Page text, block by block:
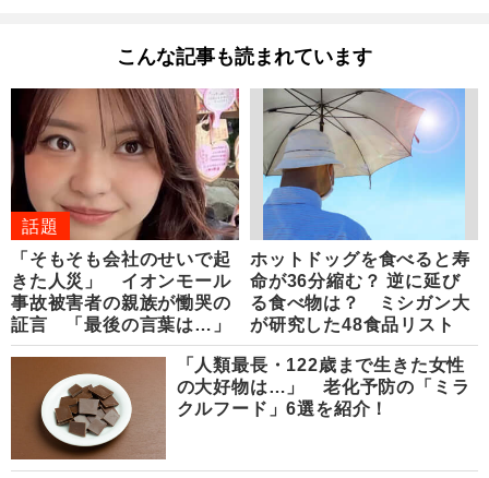
こんな記事も読まれています
話題
「そもそも会社のせいで起
きた人災」 イオンモール
事故被害者の親族が慟哭の
証言 「最後の言葉は…」
ホットドッグを食べると寿
命が36分縮む？ 逆に延び
る食べ物は？ ミシガン大
が研究した48食品リスト
「人類最長・122歳まで生きた女性
の大好物は…」 老化予防の「ミラ
クルフード」6選を紹介！